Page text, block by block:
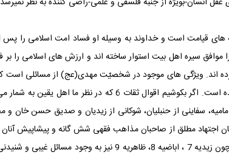
قیامت است و خداوند به وسیله او فساد امت اسلامی را پس
موافق سیره اهل بیت استوار ساخته ‏اند و ارزش های اسلامی را
‏اند. ویژگی های موجود در شخصیّت مهدی(عج) از مسائلی است
دو گروه بزرگ امّت اسلامی است و به صورت مکرر و متواتر در بیانات و تقریرات عالمان مذاهب گوناگون اسلامی ‏آمده است. اگر
سفاینی از حنبلیان، شوکانی از زیدیان و صدیق حسن خان
اجتهاد مطلق از صاحبان مذاهب فقهی شش گانه و پیشاپیش
دو شاگرد ایشان مالک و ابو حنیفه و سپس شافعی و احمد بن حنبل قبلا بدان رسیده بودند. همچنین مذاهب دیگر چون زیدیه 7 ،